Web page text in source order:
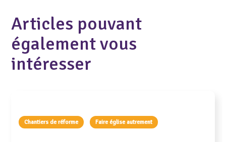
Articles pouvant
également vous
intéresser
Chantiers de réforme Faire église autrement